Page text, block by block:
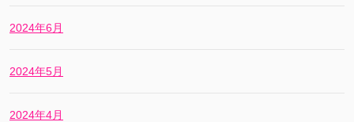
2024年6月
2024年5月
2024年4月